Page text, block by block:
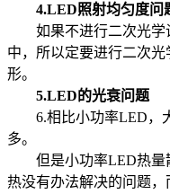
4.LED照射均匀度
如果不进行二次光学
中，所以定要进行二次
形。
5.LED的光衰问题
6.相比小功率LED，大
多。
但是小功率LED热量
热没有办法解决的问题